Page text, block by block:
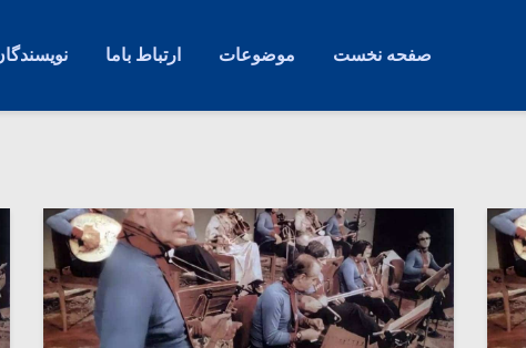
صفحه نخست موضوعات ارتباط باما